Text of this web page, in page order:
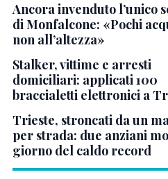
Ancora invenduto l’unico
di Monfalcone: «Pochi
non all’altezza»
Stalker, vittime e arresti
domiciliari: applicati 100
braccialetti elettronici a
Trieste, stroncati da un
per strada: due anziani
giorno del caldo record